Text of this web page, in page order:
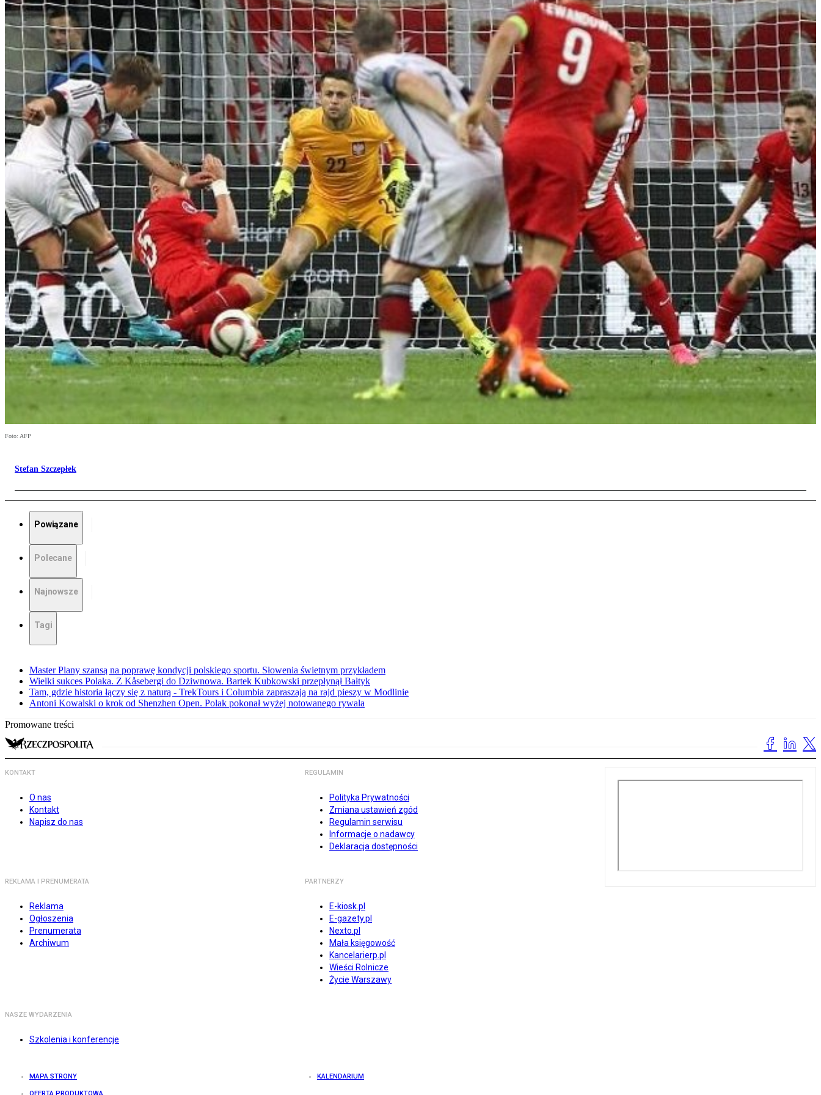
Foto: AFP
Stefan Szczepłek
Powiązane
Polecane
Najnowsze
Tagi
Master Plany szansą na poprawę kondycji polskiego sportu. Słowenia świetnym przykładem
Wielki sukces Polaka. Z Kåsebergi do Dziwnowa. Bartek Kubkowski przepłynął Bałtyk
Tam, gdzie historia łączy się z naturą - TrekTours i Columbia zapraszają na rajd pieszy w Modlinie
Antoni Kowalski o krok od Shenzhen Open. Polak pokonał wyżej notowanego rywala
Promowane treści
KONTAKT
O nas
Kontakt
Napisz do nas
REGULAMIN
Polityka Prywatności
Zmiana ustawień zgód
Regulamin serwisu
Informacje o nadawcy
Deklaracja dostępności
REKLAMA I PRENUMERATA
Reklama
Ogłoszenia
Prenumerata
Archiwum
PARTNERZY
E-kiosk.pl
E-gazety.pl
Nexto.pl
Mała księgowość
Kancelarierp.pl
Wieści Rolnicze
Życie Warszawy
NASZE WYDARZENIA
Szkolenia i konferencje
MAPA STRONY KALENDARIUM